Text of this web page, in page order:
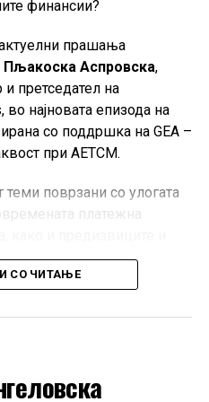
платежни
осврт.
ги открива и стратешките
следните пет години,
и позиционирање на
финансиска средина.
Имери во FinSight
во продолжение.
финансии?
прашања
Аспровска,
претседател на
најновата епизода на
со поддршка на GEA –
при АЕТСМ.
теми поврзани со улогата
платежна
дигитална
сектор.
го заменува
за плаќањата и дали
ќе остане дел од
СО ЧИТАЊЕ